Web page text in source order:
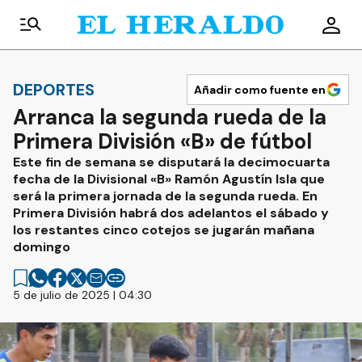
DEPORTES Añadir como fuente en
Arranca la segunda rueda de la
Primera División «B» de fútbol
Este fin de semana se disputará la decimocuarta
fecha de la Divisional «B» Ramón Agustín Isla que
será la primera jornada de la segunda rueda. En
Primera División habrá dos adelantos el sábado y
los restantes cinco cotejos se jugarán mañana
domingo
5 de julio de 2025 | 04:30